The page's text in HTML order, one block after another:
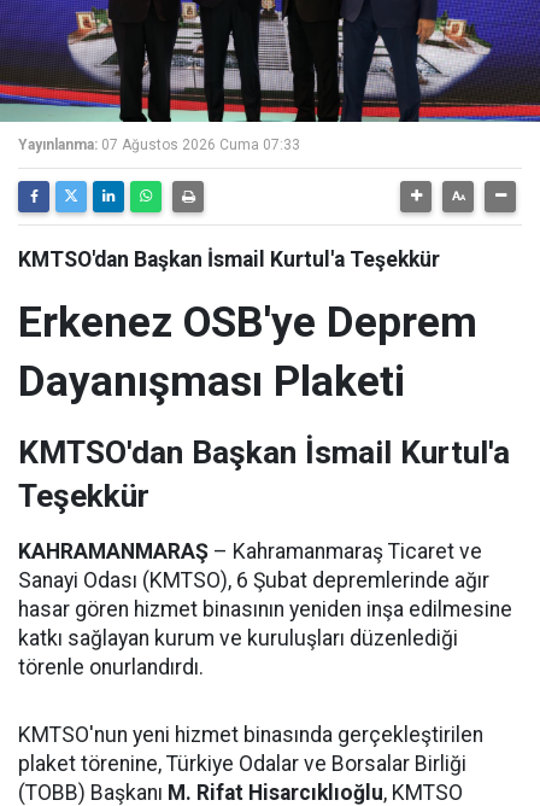
Yayınlanma: 07 Ağustos 2026 Cuma 07:33
KMTSO'dan Başkan İsmail Kurtul'a Teşekkür
Erkenez OSB'ye Deprem
Dayanışması Plaketi
KMTSO'dan Başkan İsmail Kurtul'a
Teşekkür
KAHRAMANMARAŞ – Kahramanmaraş Ticaret ve
Sanayi Odası (KMTSO), 6 Şubat depremlerinde ağır
hasar gören hizmet binasının yeniden inşa edilmesine
katkı sağlayan kurum ve kuruluşları düzenlediği
törenle onurlandırdı.
KMTSO'nun yeni hizmet binasında gerçekleştirilen
plaket törenine, Türkiye Odalar ve Borsalar Birliği
(TOBB) Başkanı M. Rifat Hisarcıklıoğlu, KMTSO